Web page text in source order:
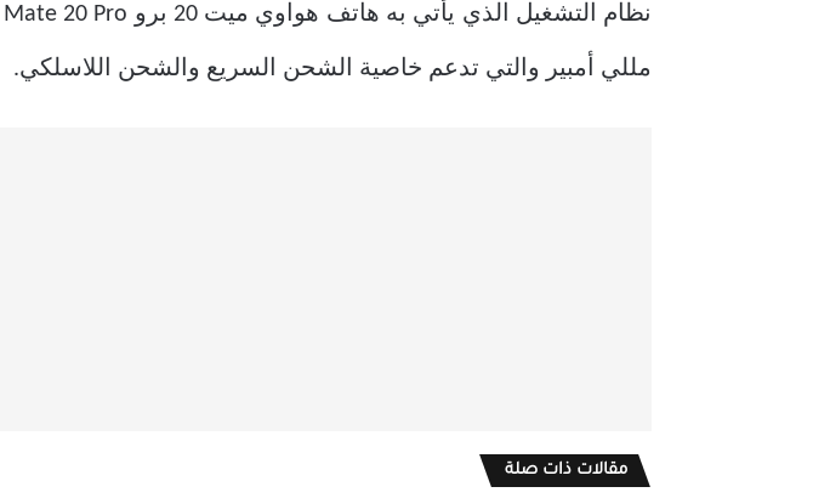
مللي أمبير والتي تدعم خاصية الشحن السريع والشحن اللاسلكي.
مقالات ذات صلة